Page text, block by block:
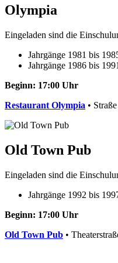
Olympia
Eingeladen sind die
Jahrgänge 1981 bis
Jahrgänge 1986 bis
Beginn: 17:00 Uhr
Restaurant Olympia •
Old Town Pub
Eingeladen sind die
Jahrgänge 1992 bis
Beginn: 17:00 Uhr
Old Town Pub •